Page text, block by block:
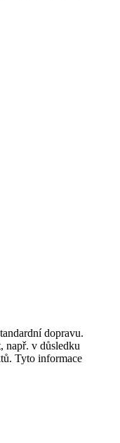
dopravu.
např. v důsledku
Tyto informace